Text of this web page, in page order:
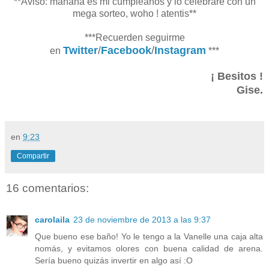
mega sorteo, woho ! atentis**
***Recuerden seguirme
en Twitter/Facebook/Instagram ***
¡ Besitos !
Gise.
en 9:23
Compartir
16 comentarios:
carolaila 23 de noviembre de 2013 a las 9:37
Que bueno ese baño! Yo le tengo a la Vanelle una caja alta
nomás, y evitamos olores con buena calidad de arena.
Sería bueno quizás invertir en algo así :O